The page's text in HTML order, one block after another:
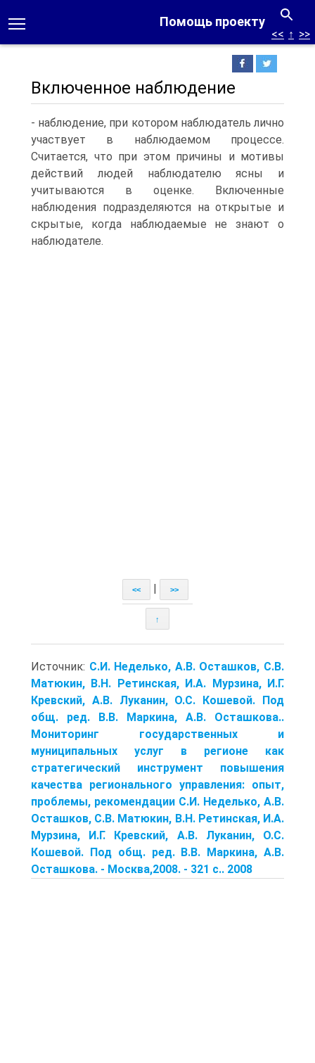
Помощь проекту
<< ↑ >>
Включенное наблюдение
- наблюдение, при котором наблюдатель лично
участвует в наблюдаемом процессе.
Считается, что при этом причины и мотивы
действий людей наблюдателю ясны и
учитываются в оценке. Включенные
наблюдения подразделяются на открытые и
скрытые, когда наблюдаемые не знают о
наблюдателе.
<< >>
↑
Источник: С.И. Неделько, А.В. Осташков, С.В.
Матюкин, В.Н. Ретинская, И.А. Мурзина, И.Г.
Кревский, А.В. Луканин, О.С. Кошевой. Под
общ. ред. В.В. Маркина, А.В. Осташкова..
Мониторинг государственных и
муниципальных услуг в регионе как
стратегический инструмент повышения
качества регионального управления: опыт,
проблемы, рекомендации С.И. Неделько, А.В.
Осташков, С.В. Матюкин, В.Н. Ретинская, И.А.
Мурзина, И.Г. Кревский, А.В. Луканин, О.С.
Кошевой. Под общ. ред. В.В. Маркина, А.В.
Осташкова. - Москва,2008. - 321 с.. 2008